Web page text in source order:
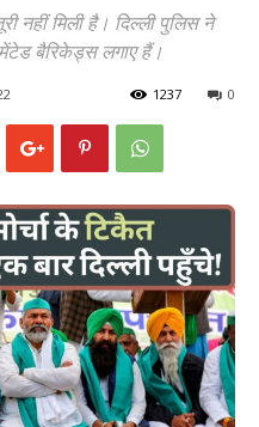
नहीं मिली है। दिल्ली पुलिस ने
बैरिकेड्स लगाए हैं।
0
1237